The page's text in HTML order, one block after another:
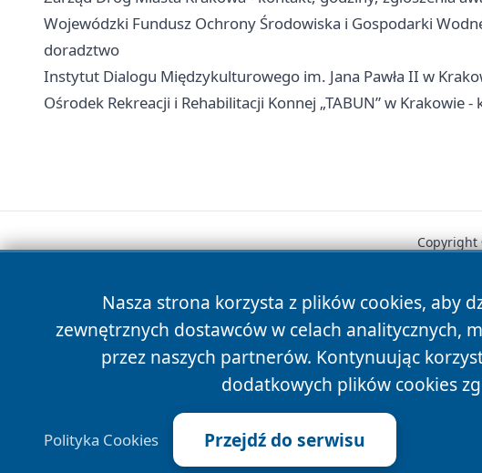
Wojewódzki Fundusz Ochrony Środowiska i Gospodarki
doradztwo
Instytut Dialogu Międzykulturowego im. Jana Pawła II w
Ośrodek Rekreacji i Rehabilitacji Konnej „TABUN” w Krakowie
Nasza strona korzysta z plików cookies, aby
zewnętrznych dostawców w celach analitycznych,
przez naszych partnerów. Kontynuując
dodatkowych plików cookies
Polityka Cookies Przejdź do serwisu
Copyright
News